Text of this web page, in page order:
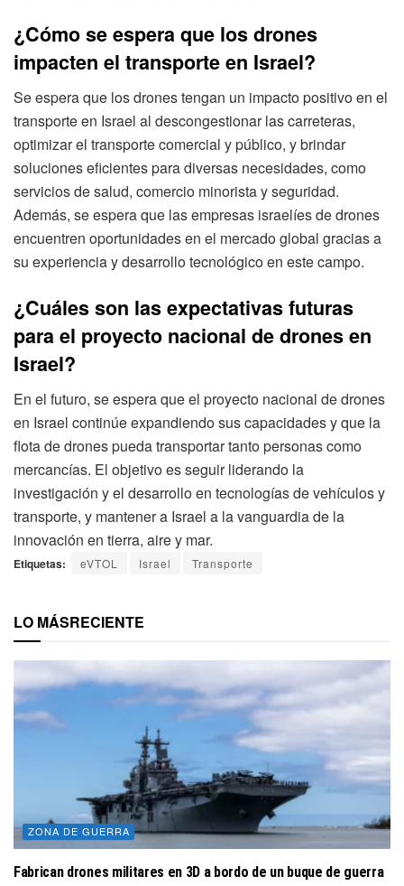
¿Cómo se espera que los drones
impacten el transporte en Israel?
Se espera que los drones tengan un impacto positivo en el
transporte en Israel al descongestionar las carreteras,
optimizar el transporte comercial y público, y brindar
soluciones eficientes para diversas necesidades, como
servicios de salud, comercio minorista y seguridad.
Además, se espera que las empresas israelíes de drones
encuentren oportunidades en el mercado global gracias a
su experiencia y desarrollo tecnológico en este campo.
¿Cuáles son las expectativas futuras
para el proyecto nacional de drones en
Israel?
En el futuro, se espera que el proyecto nacional de drones
en Israel continúe expandiendo sus capacidades y que la
flota de drones pueda transportar tanto personas como
mercancías. El objetivo es seguir liderando la
investigación y el desarrollo en tecnologías de vehículos y
transporte, y mantener a Israel a la vanguardia de la
innovación en tierra, aire y mar.
Etiquetas: eVTOL Israel Transporte
LO MÁSRECIENTE
ZONA DE GUERRA
Fabrican drones militares en 3D a bordo de un buque de guerra